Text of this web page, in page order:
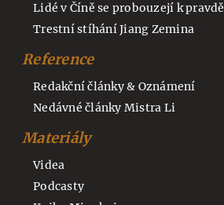
Lidé v Číně se probouzejí k pravdě
Trestní stíhání Jiang Zemina
Reference
Redakční články & Oznámení
Nedávné články Mistra Li
Materiály
Videa
Podcasty